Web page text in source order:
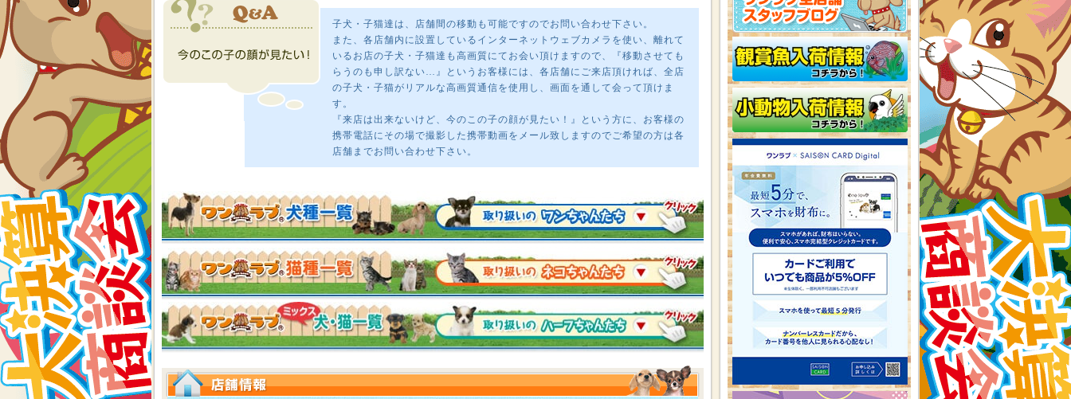
子犬・子猫達は、店舗間の移動も可能ですのでお問い合わせ下さい。
また、各店舗内に設置しているインターネットウェブカメラを使い、離れて
いるお店の子犬・子猫達も高画質にてお会い頂けますので、『移動させても
らうのも申し訳ない…』というお客様には、各店舗にご来店頂ければ、全店
の子犬・子猫がリアルな高画質通信を使用し、画面を通して会って頂けま
す。
『来店は出来ないけど、今のこの子の顔が見たい！』という方に、お客様の
携帯電話にその場で撮影した携帯動画をメール致しますのでご希望の方は各
店舗までお問い合わせ下さい。